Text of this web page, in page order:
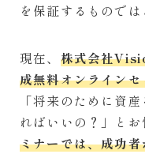
を保証するものでは
現在、 株式会社
成無料オンライン
「将来のために資
ればいいの？」と
ミナーでは、成功